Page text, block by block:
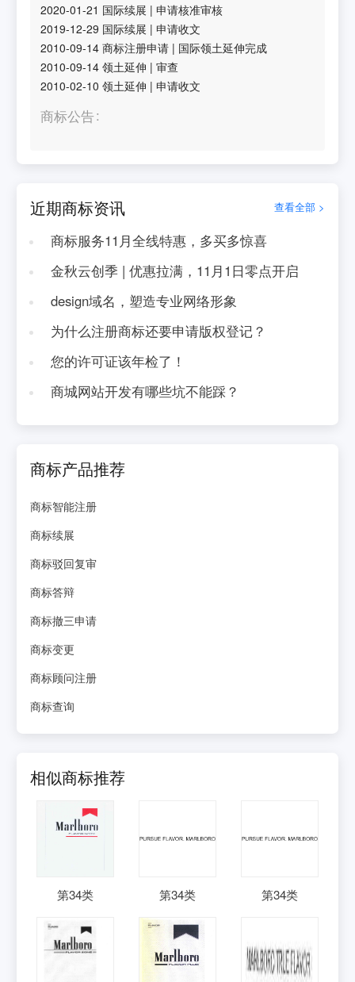
2020-01-21 国际续展 |申请核准审核
2019-12-29 国际续展 |申请收文
2010-09-14 商标注册申请 | 国际领土延伸完成
2010-09-14 领土延伸 |审查
2010-02-10 领土延伸 |申请收文
商标公告
近期商标资讯 查看全部 >
商标服务11月全线特惠，多买多惊喜
金秋云创季 | 优惠拉满，11月1日零点开启
design域名，塑造专业网络形象
为什么注册商标还要申请版权登记？
您的许可证该年检了！
商城网站开发有哪些坑不能踩？
商标产品推荐
商标智能注册
商标续展
商标驳回复审
商标答辩
商标撤三申请
商标变更
商标顾问注册
商标查询
相似商标推荐
第34类 第34类 第34类